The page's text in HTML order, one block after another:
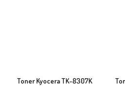
Toner Kyocera TK-8307K